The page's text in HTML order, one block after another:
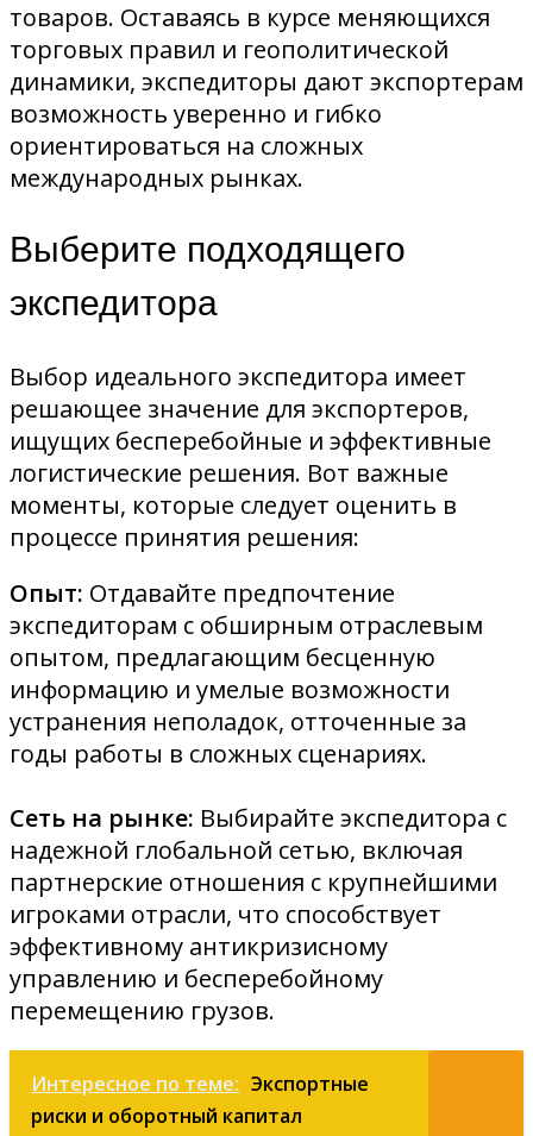
товаров. Оставаясь в курсе меняющихся
торговых правил и геополитической
динамики, экспедиторы дают экспортерам
возможность уверенно и гибко
ориентироваться на сложных
международных рынках.
Выберите подходящего
экспедитора
Выбор идеального экспедитора имеет
решающее значение для экспортеров,
ищущих бесперебойные и эффективные
логистические решения. Вот важные
моменты, которые следует оценить в
процессе принятия решения:
Опыт: Отдавайте предпочтение
экспедиторам с обширным отраслевым
опытом, предлагающим бесценную
информацию и умелые возможности
устранения неполадок, отточенные за
годы работы в сложных сценариях.
Сеть на рынке: Выбирайте экспедитора с
надежной глобальной сетью, включая
партнерские отношения с крупнейшими
игроками отрасли, что способствует
эффективному антикризисному
управлению и бесперебойному
перемещению грузов.
Интересное по теме: Экспортные
риски и оборотный капитал